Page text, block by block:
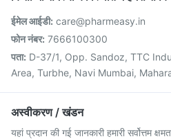
ईमेल आईडी: care@pharmeasy.in
फोन नंबर: 7666100300
पता: D-37/1, Opp. Sandoz, TTC
Area, Turbhe, Navi Mumbai,
अस्वीकरण / खंडन
यहां प्रदान की गई जानकारी हमारी सर्वोत्तम